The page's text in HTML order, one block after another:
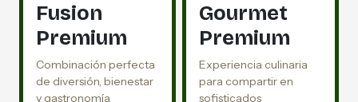
Fusion
Premium
Combinación perfecta
de diversión, bienestar
y gastronomía
Gourmet
Premium
Experiencia culinaria
para compartir en
sofisticados